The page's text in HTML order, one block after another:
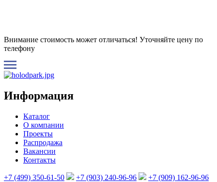
Внимание стоимость может отличаться! Уточняйте цену по
телефону
Информация
Каталог
О компании
Проекты
Распродажа
Вакансии
Контакты
+7 (499) 350-61-50 +7 (903) 240-96-96
+7 (909) 162-96-96